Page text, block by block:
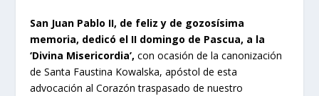
San Juan Pablo II, de feliz y de gozosísima
memoria, dedicó el II domingo de Pascua, a la
‘Divina Misericordia’, con ocasión de la canonización
de Santa Faustina Kowalska, apóstol de esta
advocación al Corazón traspasado de nuestro